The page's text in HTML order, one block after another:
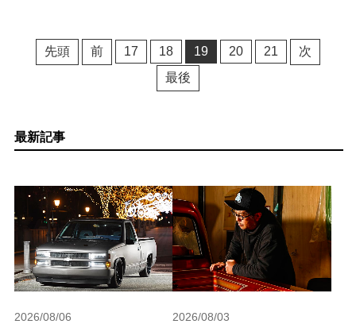
先頭 前 17 18 19 20 21
次
最後
最新記事
2026/08/06 2026/08/03